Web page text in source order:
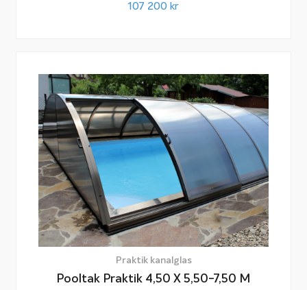
107 200 kr
Praktik kanalglas
Pooltak Praktik 4,50 X 5,50-7,50 M